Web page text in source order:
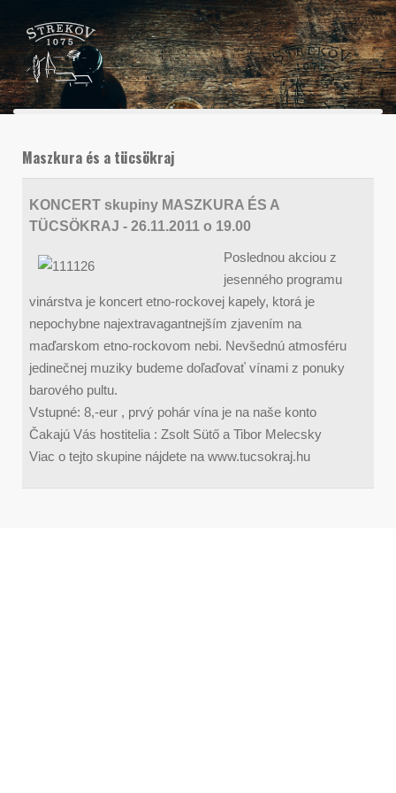
Maszkura és a tücsökraj
KONCERT skupiny MASZKURA ÉS A
TÜCSÖKRAJ - 26.11.2011 o 19.00
Poslednou akciou z
jesenného programu
vinárstva je koncert etno-rockovej kapely, ktorá je
nepochybne najextravagantnejším zjavením na
maďarskom etno-rockovom nebi. Nevšednú atmosféru
jedinečnej muziky budeme doľaďovať vínami z ponuky
barového pultu.
Vstupné: 8,-eur , prvý pohár vína je na naše konto
Čakajú Vás hostitelia : Zsolt Sütő a Tibor Melecsky
Viac o tejto skupine nájdete na www.tucsokraj.hu